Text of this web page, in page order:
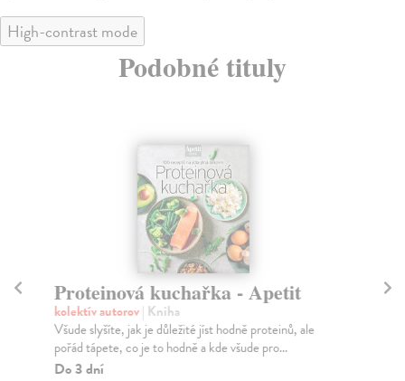
High-contrast mode
Podobné tituly
Proteinová kuchařka - Apetit
kolektív autorov| Kniha
Všude slyšíte, jak je důležité jíst hodně proteinů, ale
pořád tápete, co je to hodně a kde všude pro...
Do 3 dní